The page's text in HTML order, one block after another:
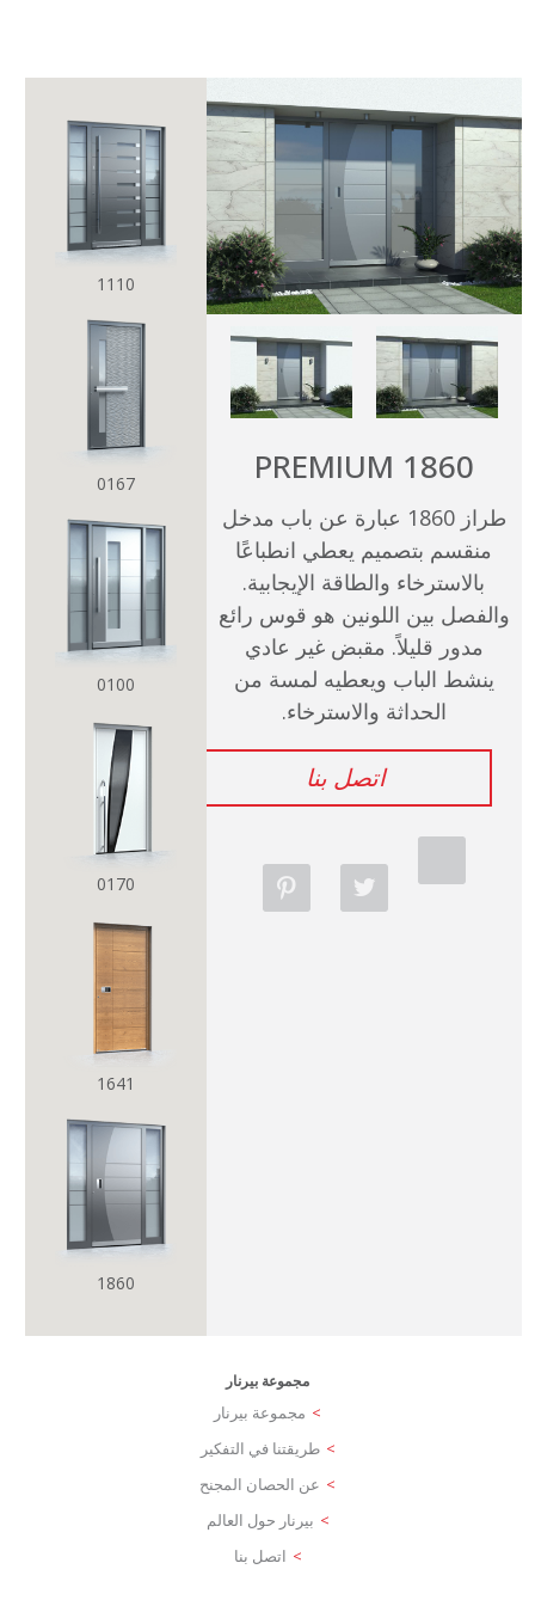
نموذج
وان تاتش ONE TOUCH
بيور PURE
مالتي ليفل MULTILEVEL
كلاسيكو CLASSICO
بريميام PREMIUM
كتالوجات
للمهندسين المعماريين
صالة عرض
اتصل بنا
كتالوجات
PREMIUM 1860
طراز 1860 عبارة عن باب مدخل
منقسم بتصميم يعطي انطباعًا
بالاسترخاء والطاقة الإيجابية.
والفصل بين اللونين هو قوس رائع
مدور قليلاً. مقبض غير عادي
ينشط الباب ويعطيه لمسة من
الحداثة والاسترخاء.
اتصل بنا
t
p
1110
0167
0100
0170
1641
1860
مجموعة بيرنار
مجموعة بيرنار
طريقتنا في التفكير
عن الحصان المجنح
بيرنار حول العالم
اتصل بنا